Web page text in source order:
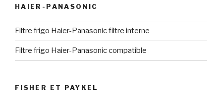
HAIER-PANASONIC
Filtre frigo Haier-Panasonic filtre interne
Filtre frigo Haier-Panasonic compatible
FISHER ET PAYKEL